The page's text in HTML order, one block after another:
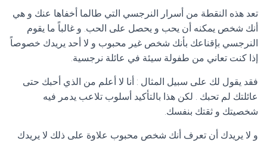
تعد هذه النقطة من أسرار النرجسي التي طالما أخفاها عنك و هي
أنك شخص يمكنه أن يحب و يحصل على الحب. و غالباً ما يقوم
النرجسي بإقناعك بأنك شخص غير محبوب و لا أحد يريدك خصوصاً
إذا كنت تعاني من طفولة سيئة في عائلة نرجسية.
فقد يقول لك على سبيل المثال : أنا لا أعلم من الذي أحبك حتى
عائلتك لم تحبك . لكن هذا بالتأكيد أسلوب تلاعب يدمر فيه
شخصيتك و ثقتك بنفسك.
و لا يريدك أن تعرف أنك شخص محبوب علاوة على ذلك لا يريدك